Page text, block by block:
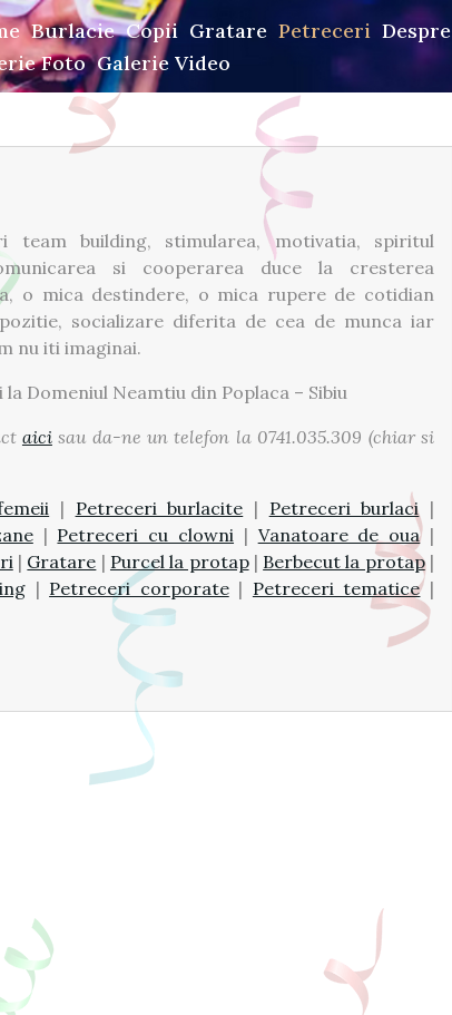
Burlacie Copii Gratare Petreceri Despre
Foto Galerie Video
building, stimularea, motivatia, spiritul
si cooperarea duce la cresterea
o mica destindere, o mica rupere de cotidian
socializare diferita de cea de munca iar
nu iti imaginai.
Domeniul Neamtiu din Poplaca – Sibiu
aicisau da-ne un telefon la 0741.035.309 (chiar si
| Petreceri burlacite | Petreceri burlaci|
| Petreceri cu clowni | Vanatoare de oua|
| Gratare | Purcel la protap| Berbecut la protap|
| Petreceri corporate| Petreceri tematice|